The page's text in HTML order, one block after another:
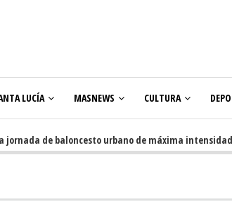
LUCÍA MASNEWS CULTURA
de baloncesto urbano de máxima intensidad